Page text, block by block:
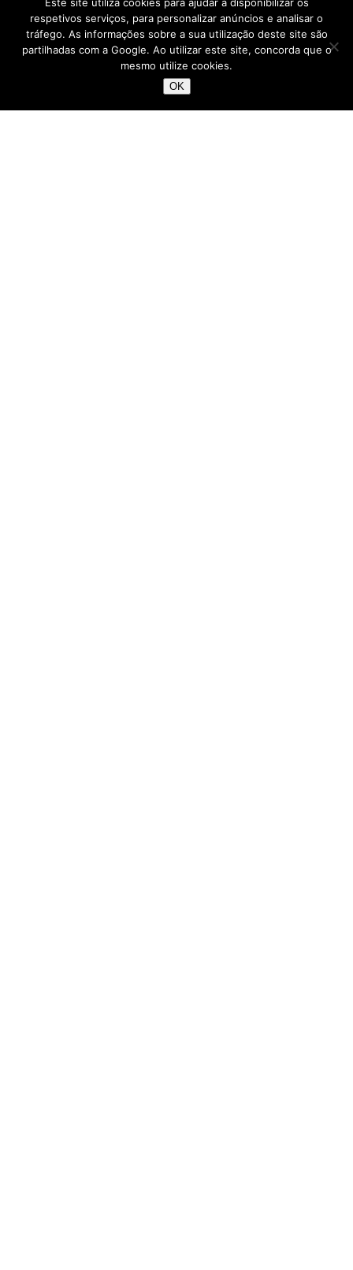
respetivos serviços, para personalizar anúncios e analisar o
tráfego. As informações sobre a sua utilização deste site são
partilhadas com a Google. Ao utilizar este site, concorda que o
mesmo utilize cookies.
OK